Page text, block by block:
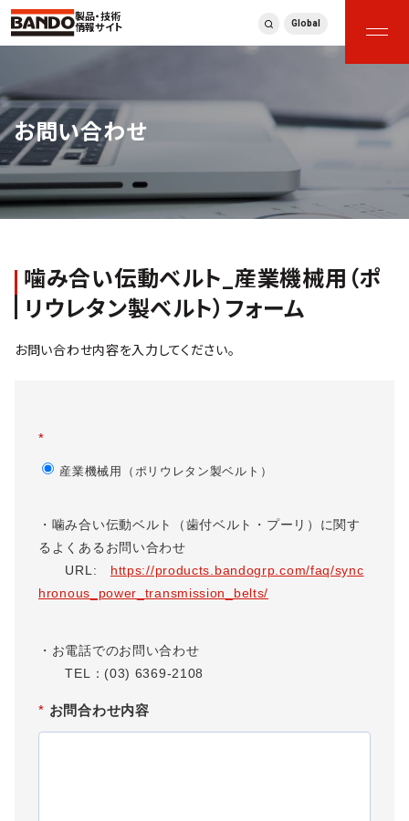
製品・技術
情報サイト
Global
お問い合わせ
噛み合い伝動ベルト_産業機械用（ポ
リウレタン製ベルト）フォーム
お問い合わせ内容を入力してください。
*
産業機械用（ポリウレタン製ベルト）
・噛み合い伝動ベルト（歯付ベルト・プーリ）に関す
るよくあるお問い合わせ
URL:
https://products.bandogrp.com/faq/sync
hronous_power_transmission_belts/
・お電話でのお問い合わせ
TEL： (03) 6369-2108
* お問合わせ内容